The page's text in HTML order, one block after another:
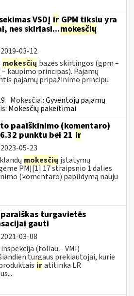
VSDĮ ir GPM tikslu yra
nes skiriasi...mokesčių
2019-03-12
mokesčių bazės skirtingos (gpm –
kaupimo principas). Pajamų
pajamų pripažinimo principu
Mokesčiai:Gyventojų pajamų
Mokesčių pakeitimai
paaiškinimo (komentaro)
punktu bei 21 ir
2023-05-23
mokesčių įstatymų
PMĮ[1] 17 straipsnio 1 dalies
(komentaro) papildymą nauju
turgavietės
gauti
2021-03-08
(toliau – VMI)
turgaus prekiautojai, kurie
iratitinka LR